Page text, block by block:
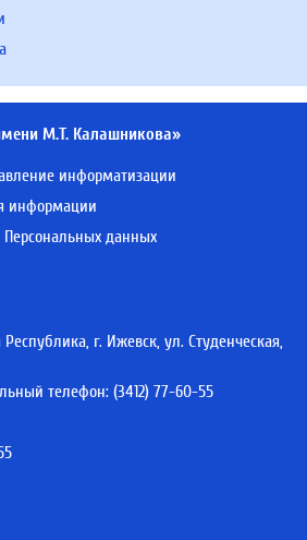
М.Т. Калашникова»
информатизации
информации
Персональных данных
г. Ижевск, ул. Студенческая,
телефон: (3412) 77-60-55